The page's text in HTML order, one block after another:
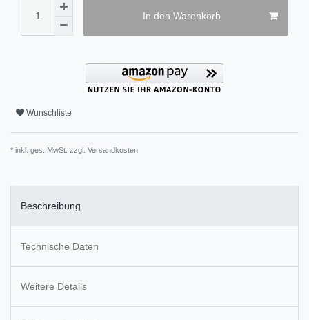
In den Warenkorb
Wunschliste
* inkl. ges. MwSt. zzgl. Versandkosten
Beschreibung
Technische Daten
Weitere Details